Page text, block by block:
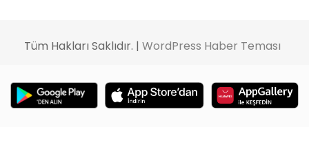
Tüm Hakları Saklıdır. | WordPress Haber Teması